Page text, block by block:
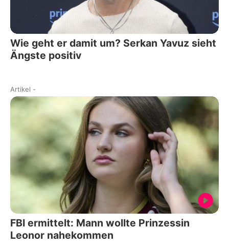
Wie geht er damit um? Serkan Yavuz sieht
Ängste positiv
Artikel -
FBI ermittelt: Mann wollte Prinzessin
Leonor nahekommen